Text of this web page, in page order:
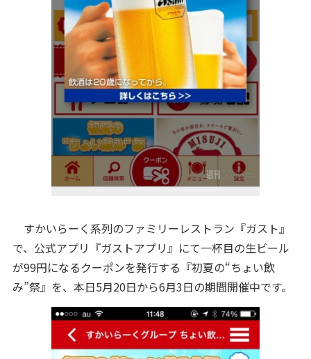
すかいらーく系列のファミリーレストラン『ガスト』
で、公式アプリ『ガストアプリ』にて一杯目の生ビール
が99円になるクーポンを発行する『初夏の“ちょい飲
み”祭』を、本日5月20日から6月3日の期間開催中です。